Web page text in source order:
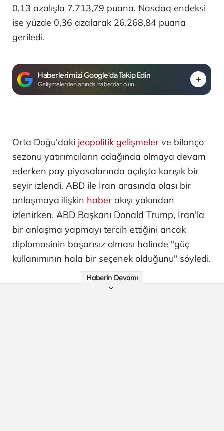
0,13 azalışla 7.713,79 puana, Nasdaq endeksi
ise yüzde 0,36 azalarak 26.268,84 puana
geriledi.
Haberlerimizi Google'da Takip Edin
Gelişmelerden anında haberdar olun.
Orta Doğu'daki jeopolitik gelişmeler ve bilanço
sezonu yatırımcıların odağında olmaya devam
ederken pay piyasalarında açılışta karışık bir
seyir izlendi. ABD ile İran arasında olası bir
anlaşmaya ilişkin haber akışı yakından
izlenirken, ABD Başkanı Donald Trump, İran'la
bir anlaşma yapmayı tercih ettiğini ancak
diplomasinin başarısız olması halinde "güç
kullanımının hala bir seçenek olduğunu" söyledi.
Haberin Devamı